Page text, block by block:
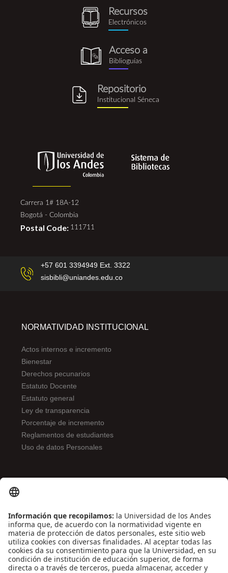
recursos_electronicos.png
Recursos
Electrónicos
biblioguia.png
Acceso a
Biblioguías
Repositorio
Institucional Séneca
Carrera 1# 18A-12
Bogotá - Colombia
Postal Code: 111711
+57 601 3394949 Ext. 3322
sisbibli@uniandes.edu.co
NORMATIVIDAD INSTITUCIONAL
Actos internos e incremento
Bienestar
Derechos pecunarios
Estatuto Docente
Estatuto general
Ley de transparencia
Porcentaje de incremento
Reglamentos de estudiantes
Uso de datos Personales
Contáctenos
Biblioguías
Preguntas frecuentes
Capacitación
Directrices